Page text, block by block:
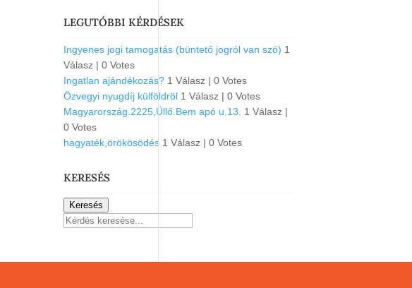
LEGUTÓBBI KÉRDÉSEK
Ingyenes jogi tamogatás (büntető jogról van szó) 1
Válasz | 0 Votes
Ingatlan ajándékozás? 1 Válasz | 0 Votes
Özvegyi nyugdíj külföldröl 1 Válasz | 0 Votes
Magyarország.2225,Üllő.Bem apó u.13.
1 Válasz |
0 Votes
hagyaték,örökösödés 1 Válasz | 0 Votes
KERESÉS
Keresés